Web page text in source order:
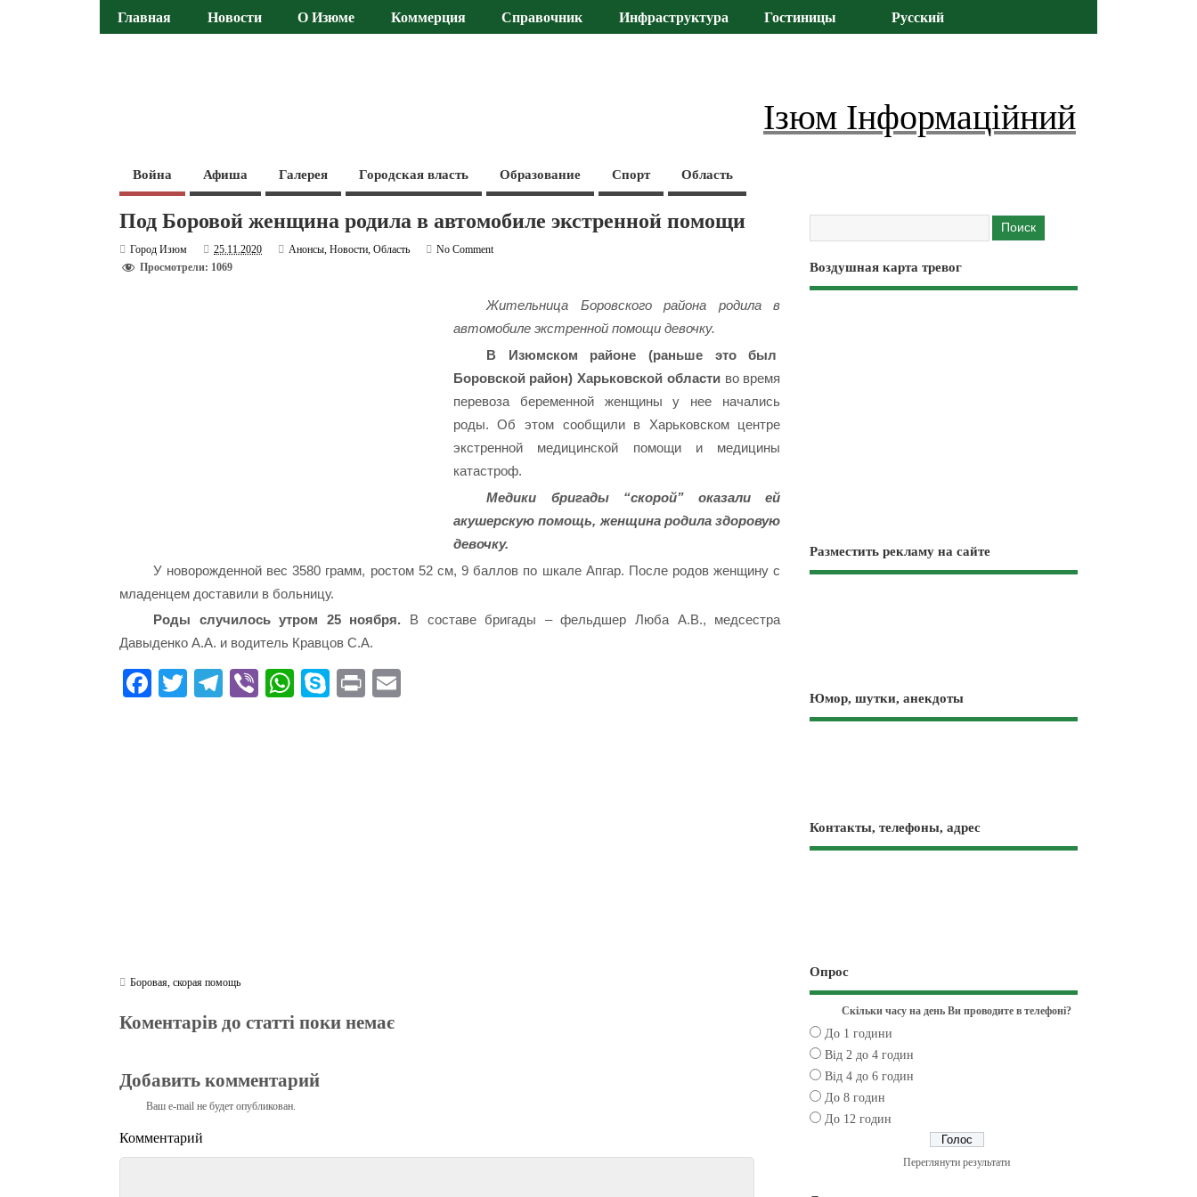
Главная Новости О Изюме Коммерция Справочник Инфраструктура Гостиницы Русский
Ізюм Інформаційний
Война Афиша Галерея Городская власть Образование Спорт Область
Под Боровой женщина родила в автомобиле экстренной помощи
Город Изюм 25.11.2020 Анонсы,Новости,Область
No Comment
Просмотрели: 1069
Жительница Боровского района родила в
автомобиле экстренной помощи девочку.
В Изюмском районе (раньше это был
Боровской район) Харьковской областиво время
перевоза беременной женщины у нее начались
роды. Об этом сообщили в Харьковском центре
экстренной медицинской помощи и медицины
катастроф.
Медики бригады “скорой” оказали ей
акушерскую помощь, женщина родила здоровую
девочку.
У новорожденной вес3580 грамм, ростом 52 см, 9 баллов по шкале Апгар. После родов женщину с
младенцем доставили в больницу.
Роды случилось утром 25 ноября. В составе бригады –фельдшер Люба А.В., медсестра
Давыденко А.А. и водитель Кравцов С.А.
Fa T
Te Vi
W
S
Pr
Боровая,скорая помощь
Коментарів до статті поки немає
Добавить комментарий
Ваш e-mail не будет опубликован.
Комментарий
Воздушная карта тревог
Разместить рекламу на сайте
Юмор, шутки, анекдоты
Контакты, телефоны, адрес
Опрос
Скільки часу на день Ви проводите в телефоні?
До 1 години
Від 2 до 4 годин
Від 4 до 6 годин
До 8 годин
До 12 годин
Переглянути результати